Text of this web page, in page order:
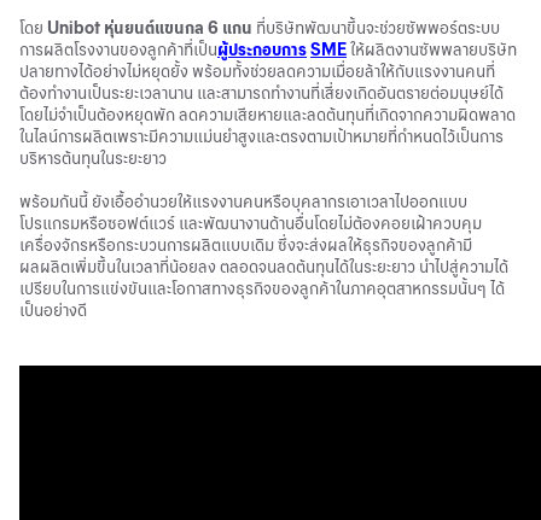
โดย Unibot หุ่นยนต์แขนกล 6 แกน ที่บริษัทพัฒนาขึ้นจะช่วยซัพพอร์ตระบบ
การผลิตโรงงานของลูกค้าที่เป็นผู้ประกอบการSMEให้ผลิตงานซัพพลายบริษัท
ปลายทางได้อย่างไม่หยุดยั้ง พร้อมทั้งช่วยลดความเมื่อยล้าให้กับแรงงานคนที่
ต้องทำงานเป็นระยะเวลานาน และสามารถทำงานที่เสี่ยงเกิดอันตรายต่อมนุษย์ได้
โดยไม่จำเป็นต้องหยุดพัก ลดความเสียหายและลดต้นทุนที่เกิดจากความผิดพลาด
ในไลน์การผลิตเพราะมีความแม่นยำสูงและตรงตามเป้าหมายที่กำหนดไว้เป็นการ
บริหารต้นทุนในระยะยาว
พร้อมกันนี้ ยังเอื้ออำนวยให้แรงงานคนหรือบุคลากรเอาเวลาไปออกแบบ
โปรแกรมหรือซอฟต์แวร์ และพัฒนางานด้านอื่นโดยไม่ต้องคอยเฝ้าควบคุม
เครื่องจักรหรือกระบวนการผลิตแบบเดิม ซึ่งจะส่งผลให้ธุรกิจของลูกค้ามี
ผลผลิตเพิ่มขึ้นในเวลาที่น้อยลง ตลอดจนลดต้นทุนได้ในระยะยาว นำไปสู่ความได้
เปรียบในการแข่งขันและโอกาสทางธุรกิจของลูกค้าในภาคอุตสาหกรรมนั้นๆ ได้
เป็นอย่างดี